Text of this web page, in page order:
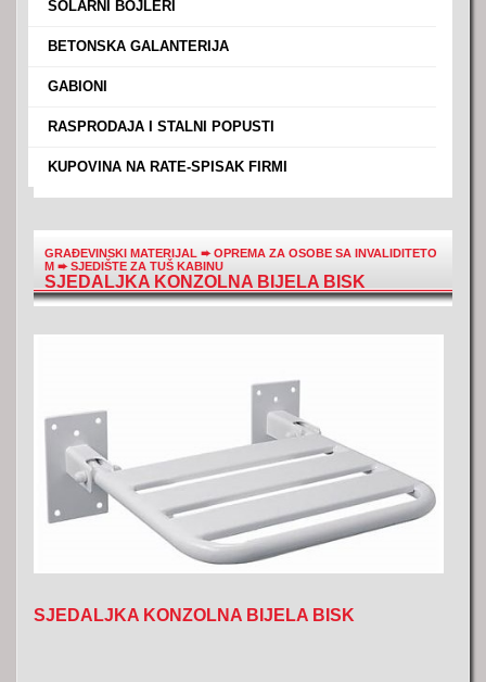
SOLARNI BOJLERI
BETONSKA GALANTERIJA
GABIONI
RASPRODAJA I STALNI POPUSTI
KUPOVINA NA RATE-SPISAK FIRMI
GRAĐEVINSKI MATERIJAL ➨OPREMA ZA OSOBE SA INVALIDITETO
M ➨SJEDIŠTE ZA TUŠ KABINU
SJEDALJKA KONZOLNA BIJELA BISK
SJEDALJKA KONZOLNA BIJELA BISK